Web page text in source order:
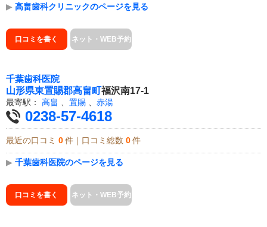
▶ 高畠歯科クリニックのページを見る
口コミを書く ネット・WEB予約
千葉歯科医院
山形県東置賜郡高畠町福沢南17-1
最寄駅： 高畠 置賜 赤湯
0238-57-4618
最近の口コミ 0 件｜口コミ総数 0 件
▶ 千葉歯科医院のページを見る
口コミを書く ネット・WEB予約